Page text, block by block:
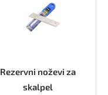
Rezervni noževi za
skalpel